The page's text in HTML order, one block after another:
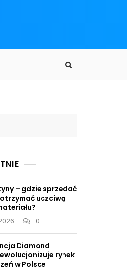
– gdzie sprzedać
uczciwą
0
Diamond
rynek
w Polsce